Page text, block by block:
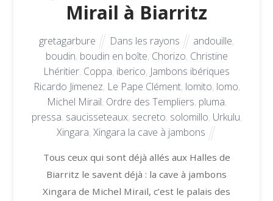
Mirail à Biarritz
gretagarbure Dans les rayons andouille,
boudin, boudin en boîte, Chorizo, Christine
Lhéritier, Coppa, iberico, Jambons ibériques
Ricardo Jimenez, Le Pape Clément, lomito, lomo,
Michel Mirail, Ordre des Templiers, pluma,
pressa, saucisseteaux, secreto, solomillo, Urkulu,
Xingara, Xingara la cave à jambons
Tous ceux qui sont déjà allés aux Halles de
Biarritz le savent déjà : la cave à jambons
Xingara de Michel Mirail, c’est le palais des